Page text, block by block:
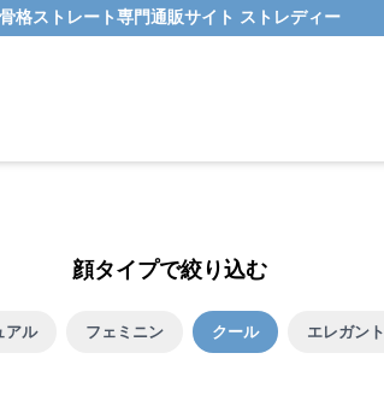
骨格ストレート専門通販サイト ストレディー
顔タイプで絞り込む
アル フェミニン クール エレガント